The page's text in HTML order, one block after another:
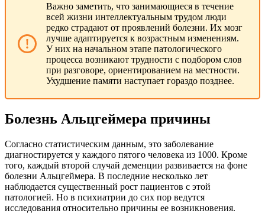
Важно заметить, что занимающиеся в течение
всей жизни интеллектуальным трудом люди
редко страдают от проявлений болезни. Их мозг
лучше адаптируется к возрастным изменениям.
У них на начальном этапе патологического
процесса возникают трудности с подбором слов
при разговоре, ориентированием на местности.
Ухудшение памяти наступает гораздо позднее.
Болезнь Альцгеймера причины
Согласно статистическим данным, это заболевание
диагностируется у каждого пятого человека из 1000. Кроме
того, каждый второй случай деменции развивается на фоне
болезни Альцгеймера. В последние несколько лет
наблюдается существенный рост пациентов с этой
патологией. Но в психиатрии до сих пор ведутся
исследования относительно причины ее возникновения.